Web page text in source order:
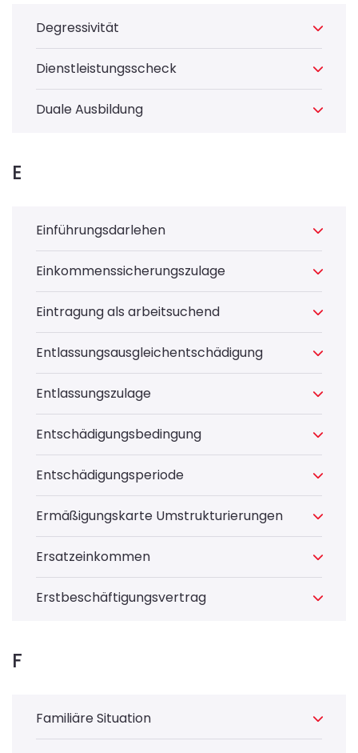
Degressivität
Dienstleistungsscheck
Duale Ausbildung
E
Einführungsdarlehen
Einkommenssicherungszulage
Eintragung als arbeitsuchend
Entlassungsausgleichentschädigung
Entlassungszulage
Entschädigungsbedingung
Entschädigungsperiode
Ermäßigungskarte Umstrukturierungen
Ersatzeinkommen
Erstbeschäftigungsvertrag
F
Familiäre Situation